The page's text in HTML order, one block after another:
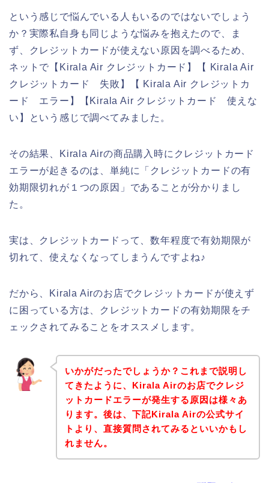
という感じで悩んでいる人もいるのではないでしょう
か？実際私自身も同じような悩みを抱えたので、ま
ず、クレジットカードが使えない原因を調べるため、
ネットで【Kirala Air クレジットカード】【 Kirala Air
クレジットカード 失敗】【 Kirala Air クレジットカ
ード エラー】【Kirala Air クレジットカード 使えな
い】という感じで調べてみました。
その結果、Kirala Airの商品購入時にクレジットカード
エラーが起きるのは、単純に「クレジットカードの有
効期限切れが１つの原因」であることが分かりまし
た。
実は、クレジットカードって、数年程度で有効期限が
切れて、使えなくなってしまうんですよね♪
だから、Kirala Airのお店でクレジットカードが使えず
に困っている方は、クレジットカードの有効期限をチ
ェックされてみることをオススメします。
いかがだったでしょうか？これまで説明し
てきたように、Kirala Airのお店でクレジ
ットカードエラーが発生する原因は様々あ
ります。後は、下記Kirala Airの公式サイ
トより、直接質問されてみるといいかもし
れません。